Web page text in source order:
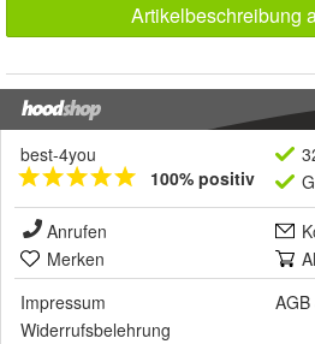
Artikelbeschreibung
best-4you
100% positiv
Anrufen
Merken
Impressum
AGB
Widerrufsbelehrung